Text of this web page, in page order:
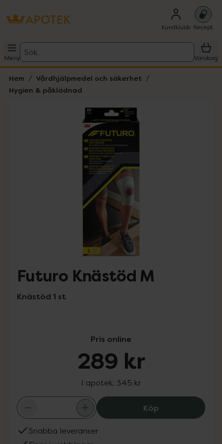
Kundklubb Recept
Meny
Sök
Varukorg
Hem
Vårdhjälpmedel och säkerhet
Hygien & påklädnad
Lista: . Innehåller 1 objekt.
Futuro Knästöd M
Knästöd 1 st
Pris online
289 kr
I apotek: 345 kr
KöpFuturo
Snabba leveranser